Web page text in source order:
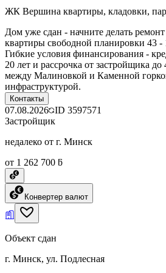
ЖК Вершина квартиры, кладовки,
Дом уже сдан - начните делать ремонт
квартиры свободной планировки 43 -
Гибкие условия финансирования -
20 лет и рассрочка от застройщика
между Малиновкой и Каменной
инфраструктурой.
Контакты
07.08.2026 ID 3597571
Застройщик
недалеко от г. Минск
от 1 262 700 ƃ
Конвертер валют
Объект сдан
г. Минск, ул. Подлесная